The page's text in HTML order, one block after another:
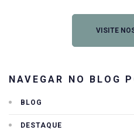
VISITE
NAVEGAR NO BLOG
BLOG
DESTAQUE